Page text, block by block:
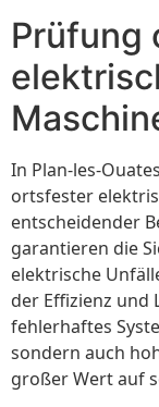
Prüfung
In Plan-les-
ortsfester
entscheidender
garantieren die
elektrische
der Effizienz und
fehlerhaftes
sondern auch
großer Wert auf